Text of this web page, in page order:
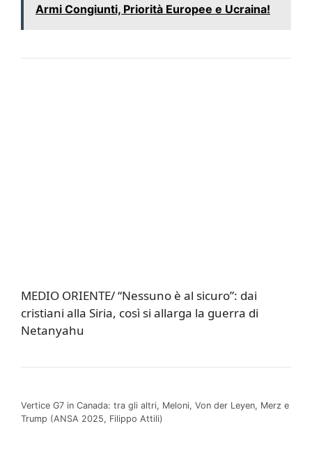
Armi Congiunti, Priorità Europee e Ucraina!
MEDIO ORIENTE/ “Nessuno è al sicuro”: dai
cristiani alla Siria, così si allarga la guerra di
Netanyahu
Vertice G7 in Canada: tra gli altri, Meloni, Von der Leyen, Merz e
Trump (ANSA 2025, Filippo Attili)